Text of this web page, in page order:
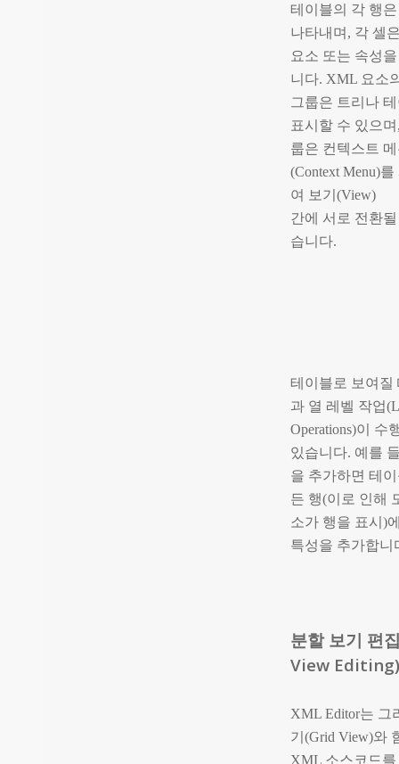
테이블의 각 행
나타내며, 각 셀
요소 또는 속성
니다. XML 요소
그룹은 트리나
표시할 수 있으
룹은 컨텍스트
(Context Menu)
여 보기(View)
간에 서로 전환
습니다.
테이블로 보여질
과 열 레벨 작업
Operations)이 수
있습니다. 예를
을 추가하면 테
든 행(이로 인해
소가 행을 표시)
특성을 추가합니
분할 보기 편
View
XML Editor는 그
기(Grid View)와
XML 소스코드